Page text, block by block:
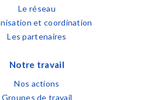
Le réseau
et coordination
Les partenaires
Notre travail
Nos actions
Groupes de travail